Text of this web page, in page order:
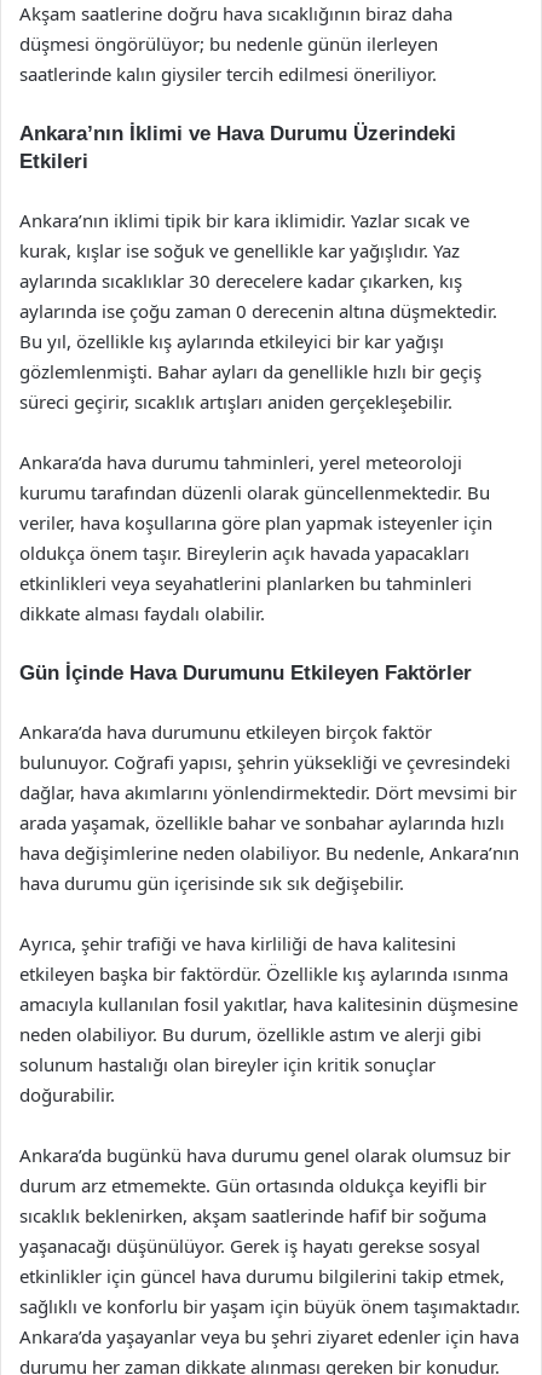
Akşam saatlerine doğru hava sıcaklığının biraz daha
düşmesi öngörülüyor; bu nedenle günün ilerleyen
saatlerinde kalın giysiler tercih edilmesi öneriliyor.
Ankara’nın İklimi ve Hava Durumu Üzerindeki
Etkileri
Ankara’nın iklimi tipik bir kara iklimidir. Yazlar sıcak ve
kurak, kışlar ise soğuk ve genellikle kar yağışlıdır. Yaz
aylarında sıcaklıklar 30 derecelere kadar çıkarken, kış
aylarında ise çoğu zaman 0 derecenin altına düşmektedir.
Bu yıl, özellikle kış aylarında etkileyici bir kar yağışı
gözlemlenmişti. Bahar ayları da genellikle hızlı bir geçiş
süreci geçirir, sıcaklık artışları aniden gerçekleşebilir.
Ankara’da hava durumu tahminleri, yerel meteoroloji
kurumu tarafından düzenli olarak güncellenmektedir. Bu
veriler, hava koşullarına göre plan yapmak isteyenler için
oldukça önem taşır. Bireylerin açık havada yapacakları
etkinlikleri veya seyahatlerini planlarken bu tahminleri
dikkate alması faydalı olabilir.
Gün İçinde Hava Durumunu Etkileyen Faktörler
Ankara’da hava durumunu etkileyen birçok faktör
bulunuyor. Coğrafi yapısı, şehrin yüksekliği ve çevresindeki
dağlar, hava akımlarını yönlendirmektedir. Dört mevsimi bir
arada yaşamak, özellikle bahar ve sonbahar aylarında hızlı
hava değişimlerine neden olabiliyor. Bu nedenle, Ankara’nın
hava durumu gün içerisinde sık sık değişebilir.
Ayrıca, şehir trafiği ve hava kirliliği de hava kalitesini
etkileyen başka bir faktördür. Özellikle kış aylarında ısınma
amacıyla kullanılan fosil yakıtlar, hava kalitesinin düşmesine
neden olabiliyor. Bu durum, özellikle astım ve alerji gibi
solunum hastalığı olan bireyler için kritik sonuçlar
doğurabilir.
Ankara’da bugünkü hava durumu genel olarak olumsuz bir
durum arz etmemekte. Gün ortasında oldukça keyifli bir
sıcaklık beklenirken, akşam saatlerinde hafif bir soğuma
yaşanacağı düşünülüyor. Gerek iş hayatı gerekse sosyal
etkinlikler için güncel hava durumu bilgilerini takip etmek,
sağlıklı ve konforlu bir yaşam için büyük önem taşımaktadır.
Ankara’da yaşayanlar veya bu şehri ziyaret edenler için hava
durumu her zaman dikkate alınması gereken bir konudur.